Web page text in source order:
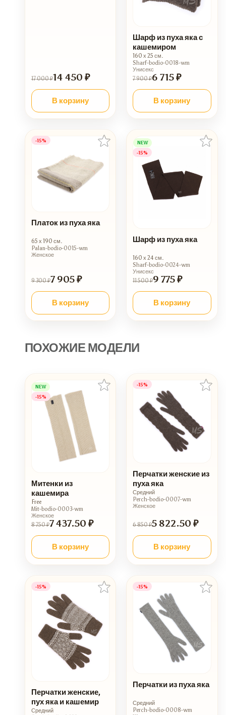
17 000 ₽14 450 ₽
В корзину
Шарф из пуха яка с
кашемиром
160 х 25 см.
Sharf-bodio-0018-wm
Унисекс
7 900 ₽6 715 ₽
В корзину
Платок из пуха яка
65 х 190 см.
Palan-bodio-0015-wm
Женское
9 300 ₽7 905 ₽
В корзину
-15%
Шарф из пуха яка
160 х 24 см.
Sharf-bodio-0024-wm
Унисекс
11 500 ₽9 775 ₽
В корзину
NEW
-15%
ПОХОЖИЕ МОДЕЛИ
Митенки из
кашемира
Free
Mit-bodio-0003-wm
Женское
8 750 ₽7 437.50 ₽
В корзину
NEW
-15%
Перчатки женские из
пуха яка
Средний
Perch-bodio-0007-wm
Женское
6 850 ₽5 822.50 ₽
В корзину
-15%
Перчатки женские,
пух яка и кашемир
Средний
-15%
Перчатки из пуха яка
Средний
Perch-bodio-0008-wm
-15%